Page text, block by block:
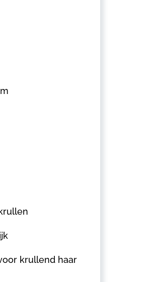
krullend haar